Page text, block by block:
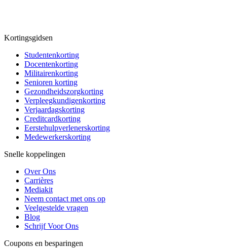
Kortingsgidsen
Studentenkorting
Docentenkorting
Militairenkorting
Senioren korting
Gezondheidszorgkorting
Verpleegkundigenkorting
Verjaardagskorting
Creditcardkorting
Eerstehulpverlenerskorting
Medewerkerskorting
Snelle koppelingen
Over Ons
Carrières
Mediakit
Neem contact met ons op
Veelgestelde vragen
Blog
Schrijf Voor Ons
Coupons en besparingen